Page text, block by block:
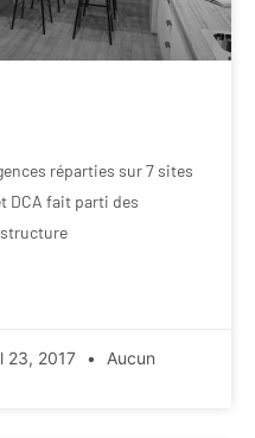
réparties sur 7 sites
DCA fait parti des
23, 2017
Aucun